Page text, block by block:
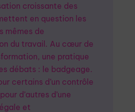
croissante des
en question les
mêmes de
du travail. Au cœur de
une pratique
débats : le badgeage.
certains d’un contrôle
d’autres d’une
et